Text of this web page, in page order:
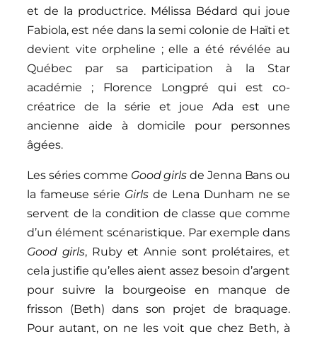
et de la productrice. Mélissa Bédard qui joue
Fabiola, est née dans la semi colonie de Haïti et
devient vite orpheline ; elle a été révélée au
Québec par sa participation à la Star
académie ; Florence Longpré qui est co-
créatrice de la série et joue Ada est une
ancienne aide à domicile pour personnes
âgées.
Les séries comme Good girls de Jenna Bans ou
la fameuse série Girlsde Lena Dunham ne se
servent de la condition de classe que comme
d’un élément scénaristique. Par exemple dans
Good girls, Ruby et Annie sont prolétaires, et
cela justifie qu’elles aient assez besoin d’argent
pour suivre la bourgeoise en manque de
frisson (Beth) dans son projet de braquage.
Pour autant, on ne les voit que chez Beth, à